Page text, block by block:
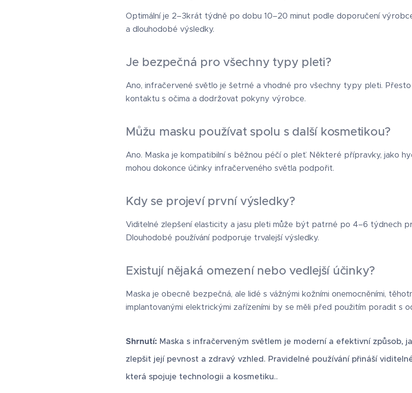
Optimální je 2–3krát týdně po dobu 10–20 minut podle doporučení
a dlouhodobé výsledky.
Je bezpečná pro všechny typy pleti?
Ano, infračervené světlo je šetrné a vhodné pro všechny typy pleti.
kontaktu s očima a dodržovat pokyny výrobce.
Můžu masku používat spolu s další kosmetikou?
Ano. Maska je kompatibilní s běžnou péčí o pleť. Některé přípravky, jako
mohou dokonce účinky infračerveného světla podpořit.
Kdy se projeví první výsledky?
Viditelné zlepšení elasticity a jasu pleti může být patrné po 4–6 týdnech
Dlouhodobé používání podporuje trvalejší výsledky.
Existují nějaká omezení nebo vedlejší účinky?
Maska je obecně bezpečná, ale lidé s vážnými kožními onemocněními,
implantovanými elektrickými zařízeními by se měli před použitím poradit s
Shrnutí: Maska s infračerveným světlem je moderní a efektivní způsob,
zlepšit její pevnost a zdravý vzhled. Pravidelné používání přináší
která spojuje technologii a kosmetiku..